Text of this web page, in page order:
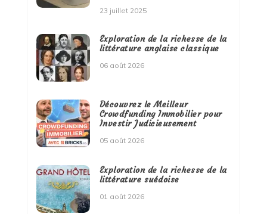
23 juillet 2025
Exploration de la richesse de la
littérature anglaise classique
06 août 2026
Découvrez le Meilleur
Crowdfunding Immobilier pour
Investir Judicieusement
05 août 2026
Exploration de la richesse de la
littérature suédoise
01 août 2026